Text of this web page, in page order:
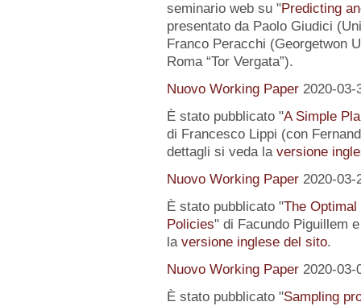
seminario web su "Predicting
presentato da Paolo Giudici
Franco Peracchi (Georgetwon
Roma “Tor Vergata”).
Nuovo Working Paper 2020-03-
È stato pubblicato "A Simple
di Francesco Lippi (con
dettagli si veda la versione
Nuovo Working Paper 2020-03-
È stato pubblicato "The Optimal
Policies" di Facundo Piguillem
la versione inglese del sito.
Nuovo Working Paper 2020-03-
È stato pubblicato "Sampling